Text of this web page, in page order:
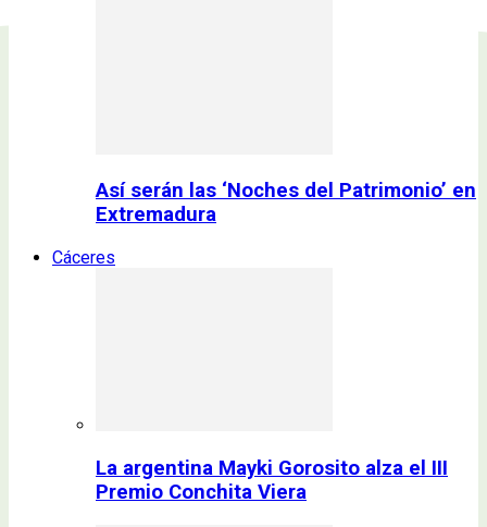
Así serán las ‘Noches del Patrimonio’ en
Extremadura
Cáceres
La argentina Mayki Gorosito alza el III
Premio Conchita Viera